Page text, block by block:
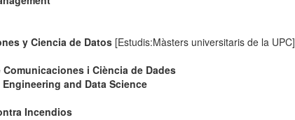
y Ciencia de Datos [Estudis:Màsters universitaris de la UPC]
i Ciència de Dades
and Data Science
Incendios